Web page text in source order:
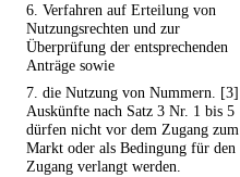
6. Verfahren auf Erteilung von
Nutzungsrechten und zur
Überprüfung der entsprechenden
Anträge sowie
7. die Nutzung von Nummern. [3]
Auskünfte nach Satz 3 Nr. 1 bis 5
dürfen nicht vor dem Zugang zum
Markt oder als Bedingung für den
Zugang verlangt werden.